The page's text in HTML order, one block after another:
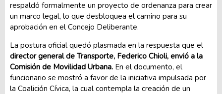
respaldó formalmente un proyecto de ordenanza para crear
un marco legal, lo que desbloquea el camino para su
aprobación en el Concejo Deliberante.
La postura oficial quedó plasmada en la respuesta que el
director general de Transporte, Federico Chioli, envió a la
Comisión de Movilidad Urbana. En el documento, el
funcionario se mostró a favor de la iniciativa impulsada por
la Coalición Cívica, la cual contempla la creación de un